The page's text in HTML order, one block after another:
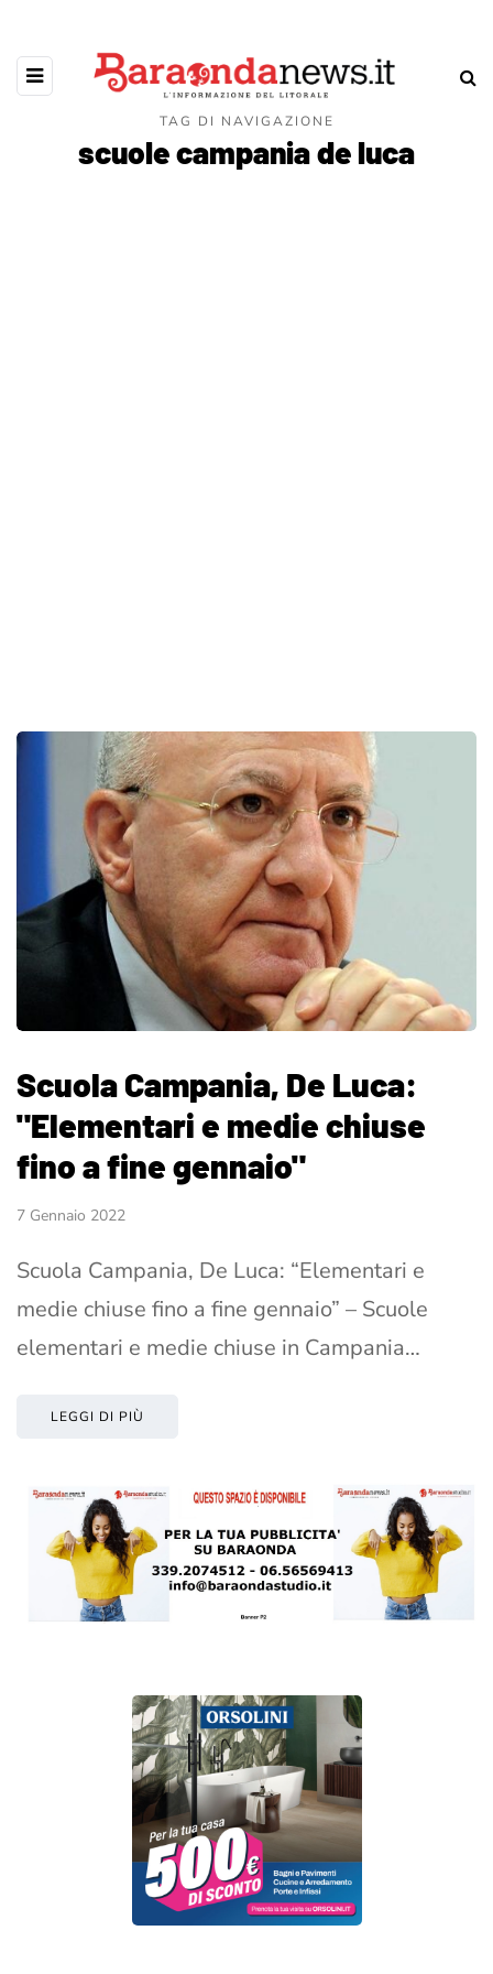
TAG DI NAVIGAZIONE
scuole campania de luca
Scuola Campania, De Luca:
"Elementari e medie chiuse
fino a fine gennaio"
7 Gennaio 2022
Scuola Campania, De Luca: “Elementari e
medie chiuse fino a fine gennaio” – Scuole
elementari e medie chiuse in Campania…
LEGGI DI PIÙ